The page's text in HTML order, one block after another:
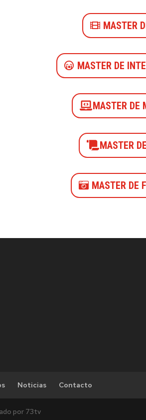
MASTER
MASTER DE
MASTER DE
MASTER
MASTER DE
Noticias Contacto
por 73tv